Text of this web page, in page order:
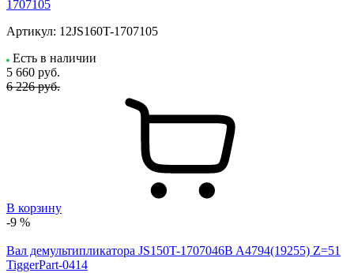
1707105
Артикул: 12JS160T-1707105
Есть в наличии
5 660 руб.
6 226 руб.
В корзину
-9 %
Вал демультипликатора JS150T-1707046B A4794(19255) Z=51
TiggerPart-0414